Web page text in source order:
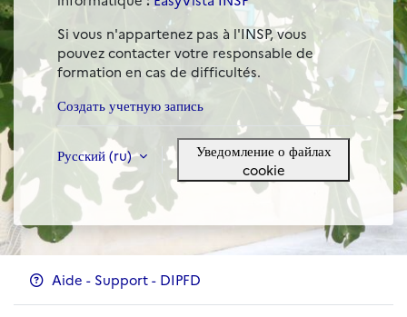
Si vous n'appartenez pas à l'INSP, vous
pouvez contacter votre responsable de
formation en cas de difficultés.
Создать учетную запись
Русский ‎(ru)‎
Уведомление о файлах
cookie
Aide - Support - DIPFD